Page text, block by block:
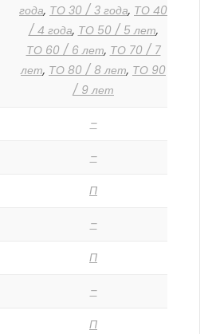
года, ТО 30 / 3 года, ТО 40
/ 4 года, ТО 50 / 5 лет,
ТО 60 / 6 лет, ТО 70 / 7
лет, ТО 80 / 8 лет, ТО 90
/ 9 лет
–
–
П
–
П
–
П